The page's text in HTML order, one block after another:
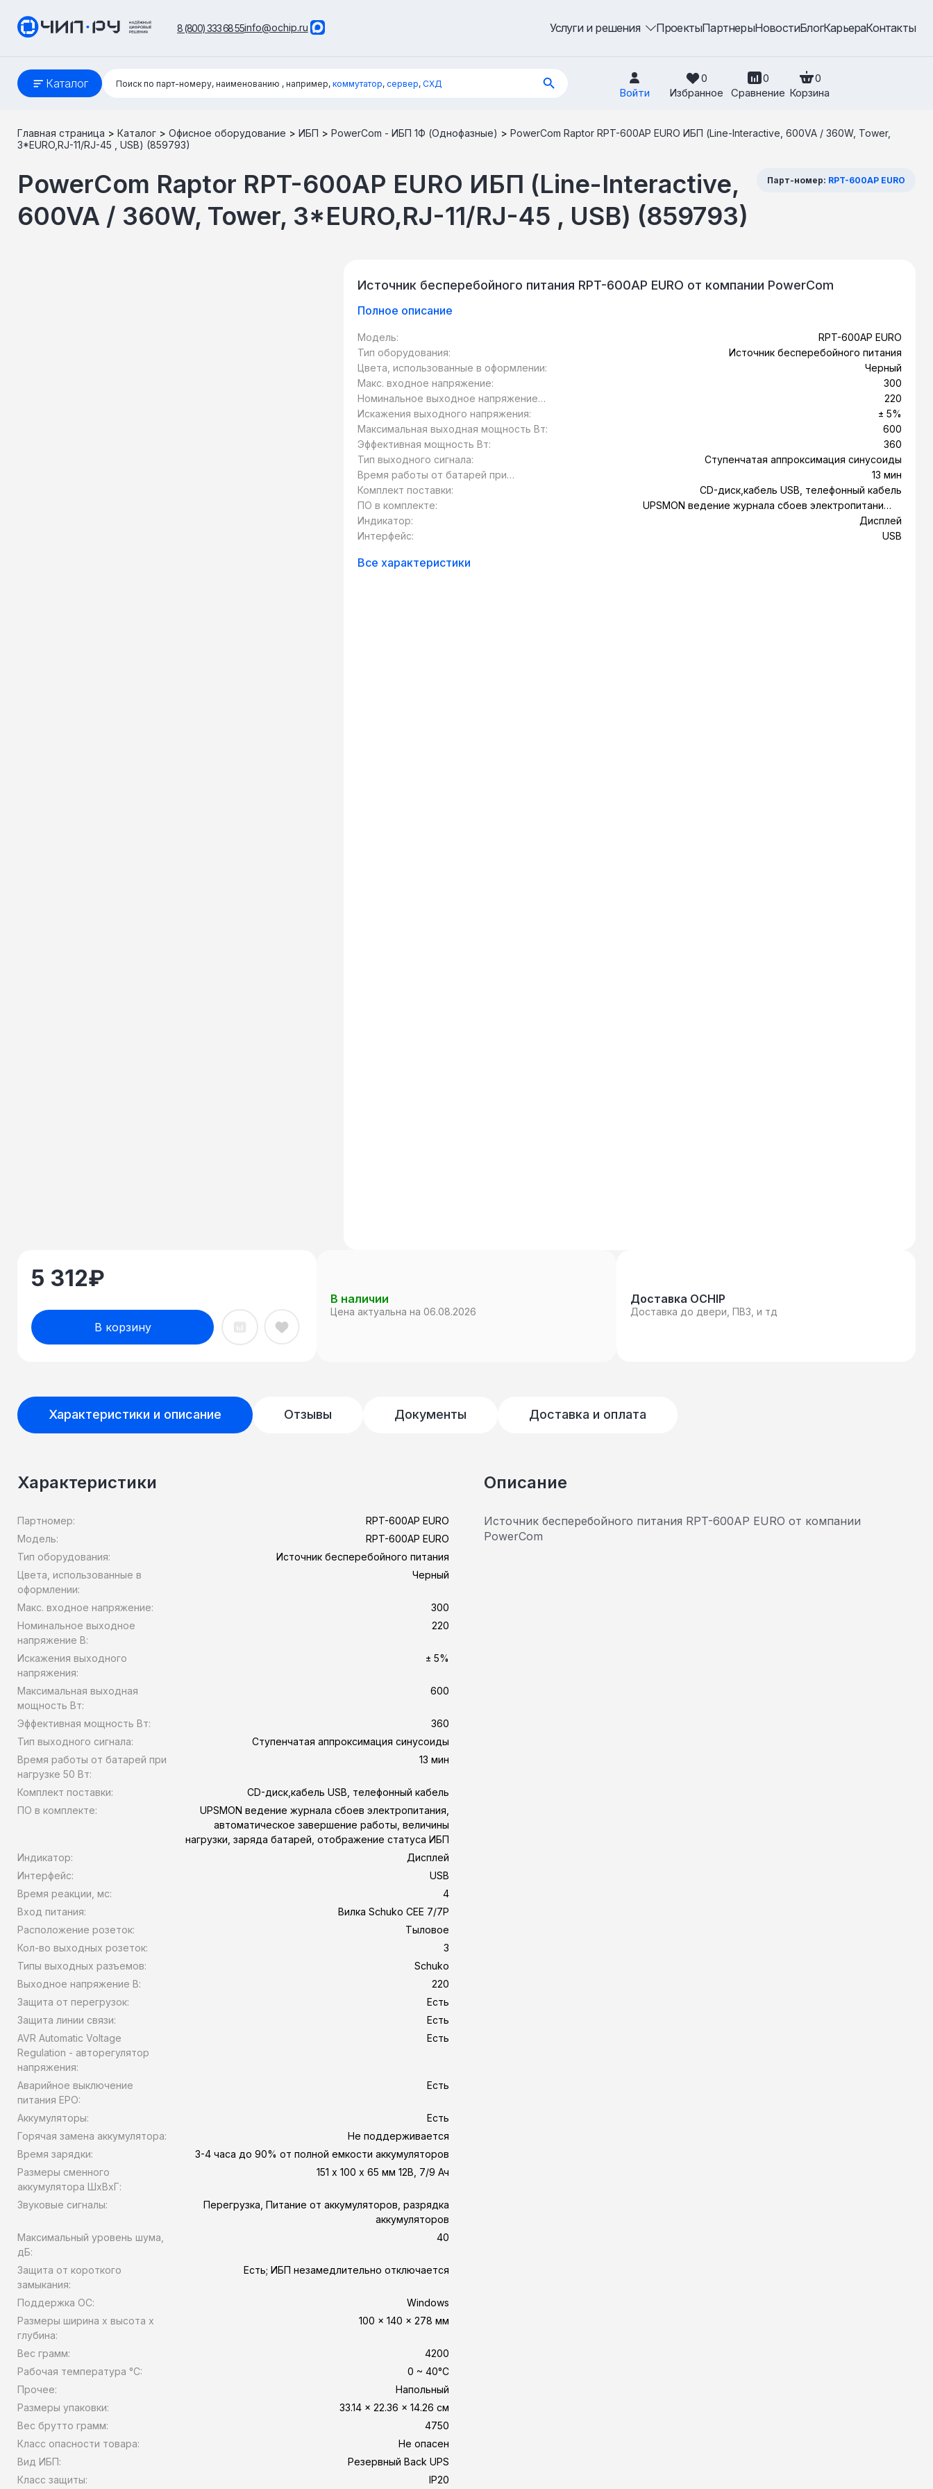
Услуги и решения ПроектыПартнерыНовостиБлогКарьераКонтакты
8 (800) 333 68 55info@ochip.ru
Каталог
Поиск:
Поиск по парт-номеру, наименованию , например, коммутатор, сервер, СХД
Войти
0
Избранное
0
Сравнение
0
Корзина
Главная страница > Каталог > Офисное оборудование > ИБП > PowerCom - ИБП 1Ф (Однофазные) > PowerCom Raptor RPT-600AP EURO ИБП (Line-Interactive, 600VA / 360W, Tower,
3*EURO,RJ-11/RJ-45 , USB) (859793)
PowerCom Raptor RPT-600AP EURO ИБП (Line-Interactive,
600VA / 360W, Tower, 3*EURO,RJ-11/RJ-45 , USB) (859793)
Парт-номер: RPT-600AP EURO
Источник бесперебойного питания RPT-600AP EURO от компании PowerCom
Полное описание
Модель:
RPT-600AP EURO
Тип оборудования:
Источник бесперебойного питания
Цвета, использованные в оформлении:
Черный
Макс. входное напряжение:
300
Номинальное выходное напряжение
В:
220
Искажения выходного напряжения:
± 5%
Максимальная выходная мощность Вт:
600
Эффективная мощность Вт:
360
Тип выходного сигнала:
Ступенчатая аппроксимация синусоиды
Время работы от батарей при
нагрузке 50 Вт:
13 мин
Комплект поставки:
CD-диск,кабель USB, телефонный кабель
ПО в комплекте:
UPSMON ведение журнала сбоев электропитания,
автоматическое завершение работы, величины нагрузки, заряда
батарей, отображение статуса ИБП
Индикатор:
Дисплей
Интерфейс:
USB
Все характеристики
5 312₽
В корзину
В наличии
Цена актуальна на 06.08.2026
Доставка OCHIP
Доставка до двери, ПВЗ, и тд
Характеристики и описание Отзывы Документы Доставка и оплата
Характеристики
Партномер:
RPT-600AP EURO
Модель:
RPT-600AP EURO
Тип оборудования:
Источник бесперебойного питания
Цвета, использованные в
оформлении:
Черный
Макс. входное напряжение:
300
Номинальное выходное
напряжение В:
220
Искажения выходного
напряжения:
± 5%
Максимальная выходная
мощность Вт:
600
Эффективная мощность Вт:
360
Тип выходного сигнала:
Ступенчатая аппроксимация синусоиды
Время работы от батарей при
нагрузке 50 Вт:
13 мин
Комплект поставки:
CD-диск,кабель USB, телефонный кабель
ПО в комплекте:
UPSMON ведение журнала сбоев электропитания,
автоматическое завершение работы, величины
нагрузки, заряда батарей, отображение статуса ИБП
Индикатор:
Дисплей
Интерфейс:
USB
Время реакции, мс:
4
Вход питания:
Вилка Schuko CEE 7/7P
Расположение розеток:
Тыловое
Кол-во выходных розеток:
3
Типы выходных разъемов:
Schuko
Выходное напряжение В:
220
Защита от перегрузок:
Есть
Защита линии связи:
Есть
AVR Automatic Voltage
Regulation - авторегулятор
напряжения:
Есть
Аварийное выключение
питания EPO:
Есть
Аккумуляторы:
Есть
Горячая замена аккумулятора:
Не поддерживается
Время зарядки:
3-4 часа до 90% от полной емкости аккумуляторов
Размеры сменного
аккумулятора ШхВхГ:
151 х 100 х 65 мм 12В, 7/9 Ач
Звуковые сигналы:
Перегрузка, Питание от аккумуляторов, разрядка
аккумуляторов
Максимальный уровень шума,
дБ:
40
Защита от короткого
замыкания:
Есть; ИБП незамедлительно отключается
Поддержка ОС:
Windows
Размеры ширина x высота x
глубина:
100 x 140 x 278 мм
Вес грамм:
4200
Рабочая температура °C:
0 ~ 40°C
Прочее:
Напольный
Размеры упаковки:
33.14 x 22.36 x 14.26 см
Вес брутто грамм:
4750
Класс опасности товара:
Не опасен
Вид ИБП:
Резервный Back UPS
Класс защиты:
IP20
Описание
Источник бесперебойного питания RPT-600AP EURO от компании
PowerCom